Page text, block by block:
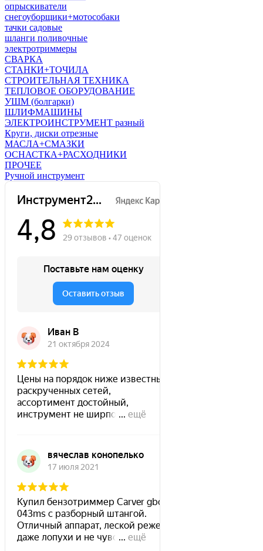
опрыскиватели
снегоуборщики+мотособаки
тачки садовые
шланги поливочные
электротриммеры
СВАРКА
СТАНКИ+ТОЧИЛА
СТРОИТЕЛЬНАЯ ТЕХНИКА
ТЕПЛОВОЕ ОБОРУДОВАНИЕ
УШМ (болгарки)
ШЛИФМАШИНЫ
ЭЛЕКТРОИНСТРУМЕНТ разный
Круги, диски отрезные
МАСЛА+СМАЗКИ
ОСНАСТКА+РАСХОДНИКИ
ПРОЧЕЕ
Ручной инструмент